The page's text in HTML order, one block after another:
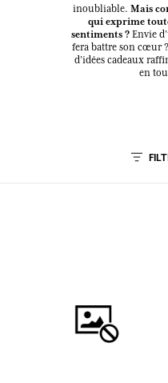
inoubliable. Mais
qui exprime
sentiments ?Envie
fera battre son cœur
d’idées cadeaux
en